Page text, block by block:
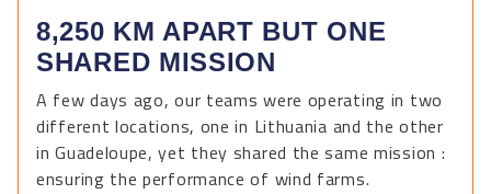
8,250 KM APART BUT ONE
SHARED MISSION
A few days ago, our teams were operating in two
different locations, one in Lithuania and the other
in Guadeloupe, yet they shared the same mission :
ensuring the performance of wind farms.